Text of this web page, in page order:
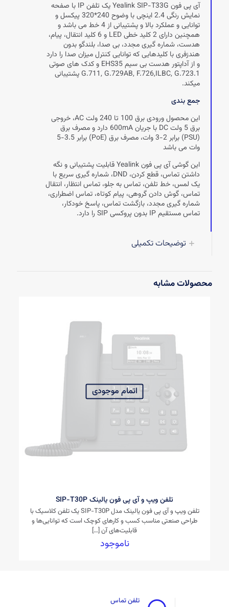
آی پی فون Yealink SIP-T33G یک تلفن IP با صفحه
نمایش رنگی 2.4 اینچی با وضوح 240*320 پیکسل و
توانایی و عملکرد بالا و پشتیبانی از 4 خط می باشد و
همچنین دارای 2 کلید خطی LED و 6 کلید انتقال، پیام،
هدست، شماره گیری مجدد، بی صدا، بلندگو بدون
هندزفری با کلیدهایی که توانایی کنترل میزان صدا را دارد
و از آداپتور هدست بی سیم EHS35 و کدک های صوتی
G.711, G.729AB, F.726,ILBC, G.723.1 پشتیبانی
میکند.
جمع بندی
این محصول ورودی برق 100 تا 240 ولت AC، خروجی
برق 5 ولت DC با جریان 600mA دارد و مصرف برق
(PSU) برابر 2-3 وات، مصرف برق (PoE) برابر 3.5-5
وات می باشد
این گوشی آی پی فون Yealink قابلیت پشتیبانی و نگه
داشتن تماس، قطع کردن، DND، شماره گیری سریع با
یک لمس، خط تلفن، تماس به جلو، تماس انتظار، انتقال
تماس، گوش دادن گروهی، پیام کوتاه، تماس اضطراری،
شماره گیری مجدد، بازگشت تماس، پاسخ خودکار،
تماس مستقیم IP بدون پروکسی SIP را دارد.
توضیحات تکمیلی
محصولات مشابه
اتمام موجودی
تلفن ویپ و آی پی فون یالینک SIP-T30P
تلفن ویپ و آی پی فون یالینک مدل SIP-T30P یک تلفن کلاسیک با
طراحی صنعتی مناسب کسب و کارهای کوچک است که توانایی‌ها و
قابلیت‌های آن[…]
ناموجود
تلفن تماس